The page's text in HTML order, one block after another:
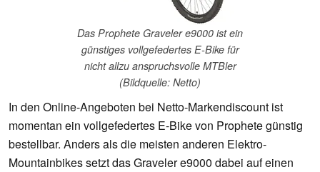
Das Prophete Graveler e9000 ist ein
günstiges vollgefedertes E-Bike für
nicht allzu anspruchsvolle MTBler
(Bildquelle: Netto)
In den Online-Angeboten bei Netto-Markendiscount ist
momentan ein vollgefedertes E-Bike von Prophete günstig
bestellbar. Anders als die meisten anderen Elektro-
Mountainbikes setzt das Graveler e9000 dabei auf einen